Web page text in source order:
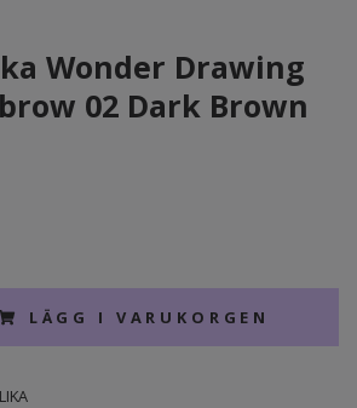
Wonder Drawing
02 Dark Brown
LÄGG I VARUKORGEN